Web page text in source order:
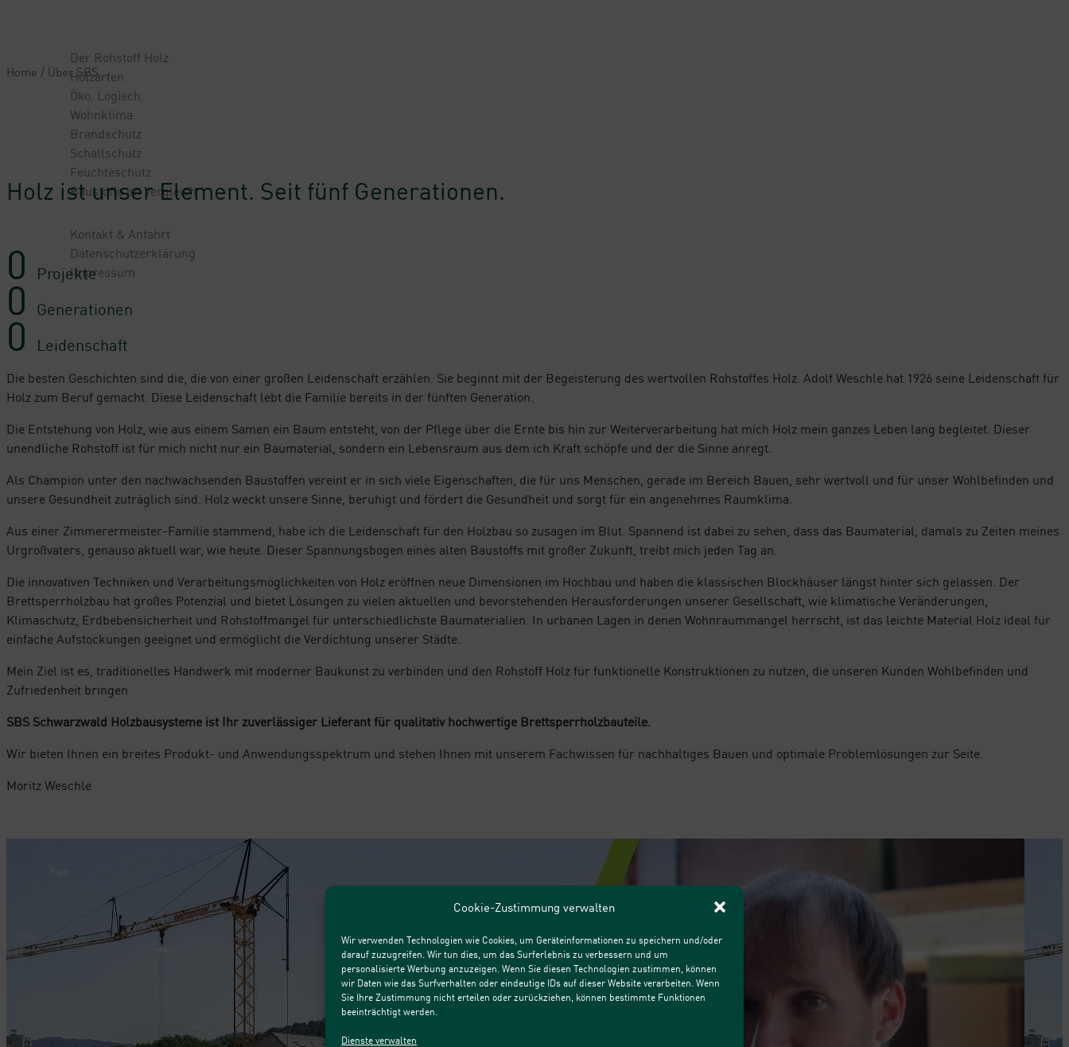
Cookie-Zustimmung verwalten
Wir verwenden Technologien wie Cookies, um Geräteinformationen zu speichern und/oder
darauf zuzugreifen. Wir tun dies, um das Surferlebnis zu verbessern und um
personalisierte Werbung anzuzeigen. Wenn Sie diesen Technologien zustimmen, können
wir Daten wie das Surfverhalten oder eindeutige IDs auf dieser Website verarbeiten. Wenn
Sie Ihre Zustimmung nicht erteilen oder zurückziehen, können bestimmte Funktionen
beeinträchtigt werden.
Dienste verwalten
Der Rohstoff Holz
Holzarten
Öko. Logisch.
Wohnklima
Brandschutz
Schallschutz
Feuchteschutz
Baustoffe im Vergleich
Kontakt & Anfahrt
Datenschutzerklärung
Impressum
Home / Über SBS
Holz ist unser Element. Seit fünf Generationen.
0 Projekte
0 Generationen
0 Leidenschaft
Die besten Geschichten sind die, die von einer großen Leidenschaft erzählen. Sie beginnt mit der Begeisterung des wertvollen Rohstoffes Holz. Adolf Weschle hat 1926 seine Leidenschaft für
Holz zum Beruf gemacht. Diese Leidenschaft lebt die Familie bereits in der fünften Generation.
Die Entstehung von Holz, wie aus einem Samen ein Baum entsteht, von der Pflege über die Ernte bis hin zur Weiterverarbeitung hat mich Holz mein ganzes Leben lang begleitet. Dieser
unendliche Rohstoff ist für mich nicht nur ein Baumaterial, sondern ein Lebensraum aus dem ich Kraft schöpfe und der die Sinne anregt.
Als Champion unter den nachwachsenden Baustoffen vereint er in sich viele Eigenschaften, die für uns Menschen, gerade im Bereich Bauen, sehr wertvoll und für unser Wohlbefinden und
unsere Gesundheit zuträglich sind. Holz weckt unsere Sinne, beruhigt und fördert die Gesundheit und sorgt für ein angenehmes Raumklima.
Aus einer Zimmerermeister-Familie stammend, habe ich die Leidenschaft für den Holzbau so zusagen im Blut. Spannend ist dabei zu sehen, dass das Baumaterial, damals zu Zeiten meines
Urgroßvaters, genauso aktuell war, wie heute. Dieser Spannungsbogen eines alten Baustoffs mit großer Zukunft, treibt mich jeden Tag an.
Die innovativen Techniken und Verarbeitungsmöglichkeiten von Holz eröffnen neue Dimensionen im Hochbau und haben die klassischen Blockhäuser längst hinter sich gelassen. Der
Brettsperrholzbau hat großes Potenzial und bietet Lösungen zu vielen aktuellen und bevorstehenden Herausforderungen unserer Gesellschaft, wie klimatische Veränderungen,
Klimaschutz, Erdbebensicherheit und Rohstoffmangel für unterschiedlichste Baumaterialien. In urbanen Lagen in denen Wohnraummangel herrscht, ist das leichte Material Holz ideal für
einfache Aufstockungen geeignet und ermöglicht die Verdichtung unserer Städte.
Mein Ziel ist es, traditionelles Handwerk mit moderner Baukunst zu verbinden und den Rohstoff Holz für funktionelle Konstruktionen zu nutzen, die unseren Kunden Wohlbefinden und
Zufriedenheit bringen
SBS Schwarzwald Holzbausysteme ist Ihr zuverlässiger Lieferant für qualitativ hochwertige Brettsperrholzbauteile.
Wir bieten Ihnen ein breites Produkt- und Anwendungsspektrum und stehen Ihnen mit unserem Fachwissen für nachhaltiges Bauen und optimale Problemlösungen zur Seite.
Moritz Weschle